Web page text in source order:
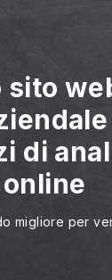
sito
di
migliore per